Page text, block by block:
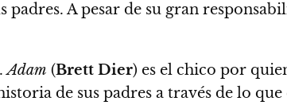
padres. A pesar de su gran
Adam (Brett Dier) es el chico por
de sus padres a través de lo que